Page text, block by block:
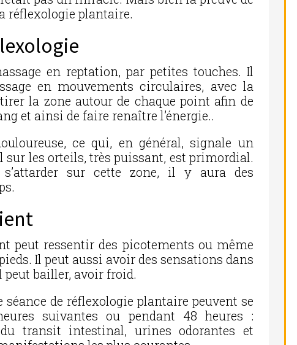
réflexologie plantaire.
en reptation, par petites touches. Il
en mouvements circulaires, avec la
la zone autour de chaque point afin de
et ainsi de faire renaître l’énergie..
ce qui, en général, signale un
les orteils, très puissant, est primordial.
sur cette zone, il y aura des
peut ressentir des picotements ou même
Il peut aussi avoir des sensations dans
peut bailler, avoir froid.
séance de réflexologie plantaire peuvent se
suivantes ou pendant 48 heures :
du transit intestinal, urines odorantes et